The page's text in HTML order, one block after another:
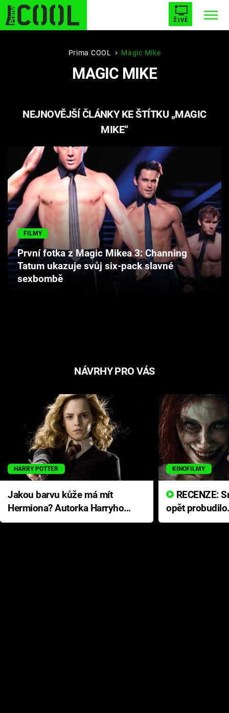
ŽIVĚ
STARHOUSE BUFFY, PŘEMOŽITELKA UPÍRŮ
PLNEJ KOTEL AVENGERS 5
Filmy
Seriály
Hry
Cool Esport
Pořady
Prima COOL Magic Mike
MAGIC MIKE
NEJNOVĚJŠÍ ČLÁNKY KE ŠTÍTKU „MAGIC
MIKE“
FILMY
První fotka z Magic Mikea 3: Channing
Tatum ukazuje svůj six-pack slavné
sexbombě
NÁVRHY PRO VÁS
HARRY POTTER
Jakou barvu kůže má mít
Hermiona? Autorka Harryho
Pottera přišla s ráznou
KINOFILMY
opět
přichází s